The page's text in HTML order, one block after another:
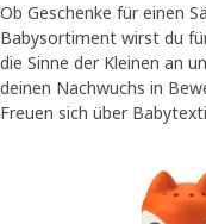
Ob Geschenke für einen
Babysortiment wirst du
die Sinne der Kleinen an
deinen Nachwuchs in
Freuen sich über
Eintrag überspringen